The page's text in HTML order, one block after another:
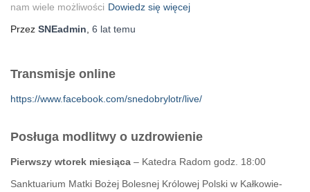
nam wiele możliwości Dowiedz się więcej
Przez SNEadmin 6 lat temu
Transmisje online
https://www.facebook.com/snedobrylotr/live/
Posługa modlitwy o uzdrowienie
Pierwszy wtorek miesiąca – Katedra Radom godz. 18:00
Sanktuarium Matki Bożej Bolesnej Królowej Polski w Kałkowie-